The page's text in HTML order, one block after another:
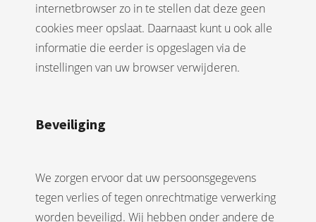
internetbrowser zo in te stellen dat deze geen
cookies meer opslaat. Daarnaast kunt u ook alle
informatie die eerder is opgeslagen via de
instellingen van uw browser verwijderen.
Beveiliging
We zorgen ervoor dat uw persoonsgegevens
tegen verlies of tegen onrechtmatige verwerking
worden beveiligd. Wij hebben onder andere de